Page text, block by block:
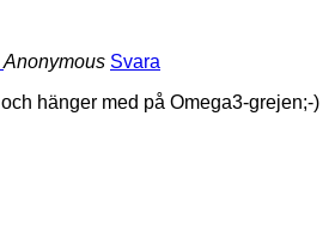
Anonymous Svara
hänger med på Omega3-grejen;-)